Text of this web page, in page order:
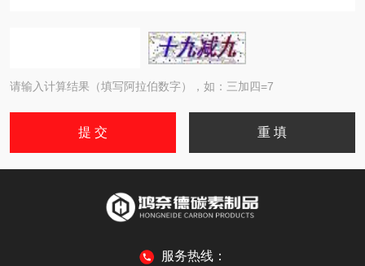
请输入计算结果（填写阿拉伯数字），如：三加四=7
服务热线：